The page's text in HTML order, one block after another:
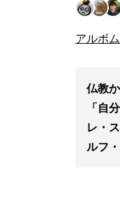
アルボ
仏教
「自
レ・
ルフ